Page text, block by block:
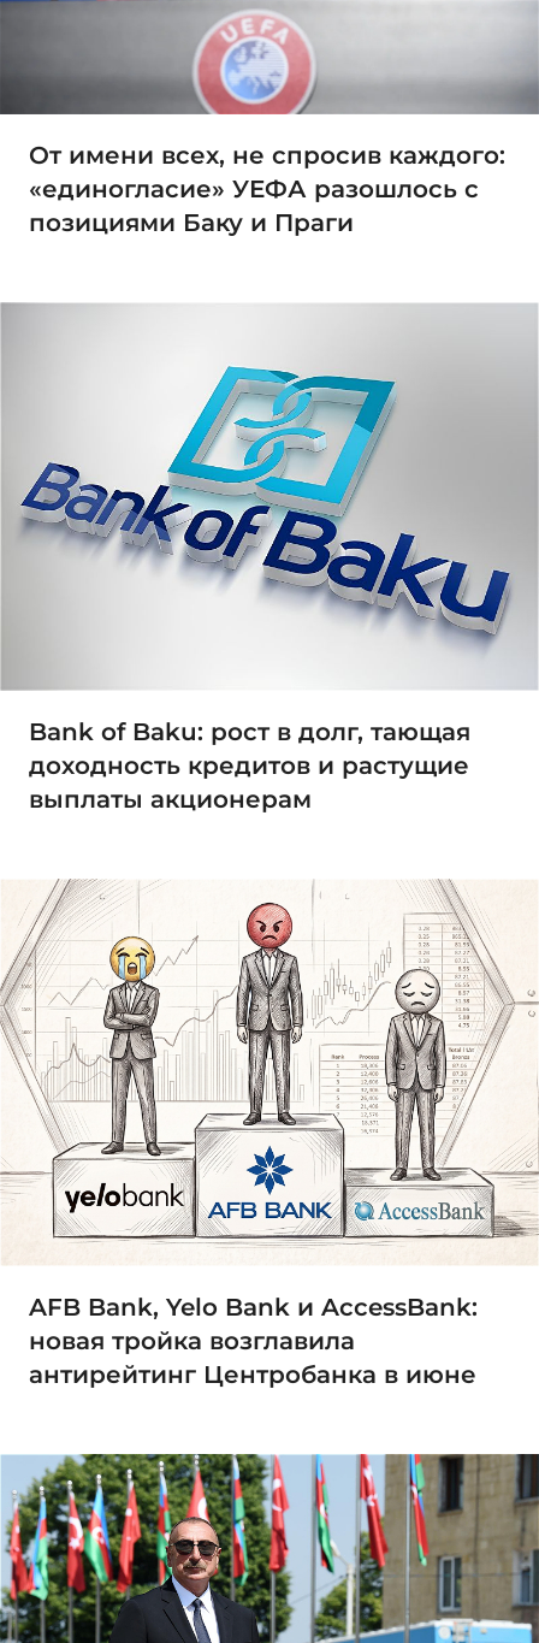
От имени всех, не спросив каждого:
«единогласие» УЕФА разошлось с
позициями Баку и Праги
Bank of Baku: рост в долг, тающая
доходность кредитов и растущие
выплаты акционерам
AFB Bank, Yelo Bank и AccessBank:
новая тройка возглавила
антирейтинг Центробанка в июне